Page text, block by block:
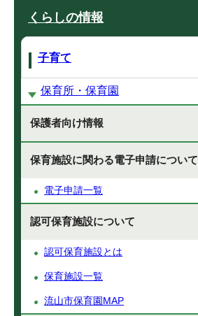
くらしの情報
子育て
保育所・保育園
保護者向け情報
保育施設に関わる電子申請について
電子申請一覧
認可保育施設について
認可保育施設とは
保育施設一覧
流山市保育園MAP